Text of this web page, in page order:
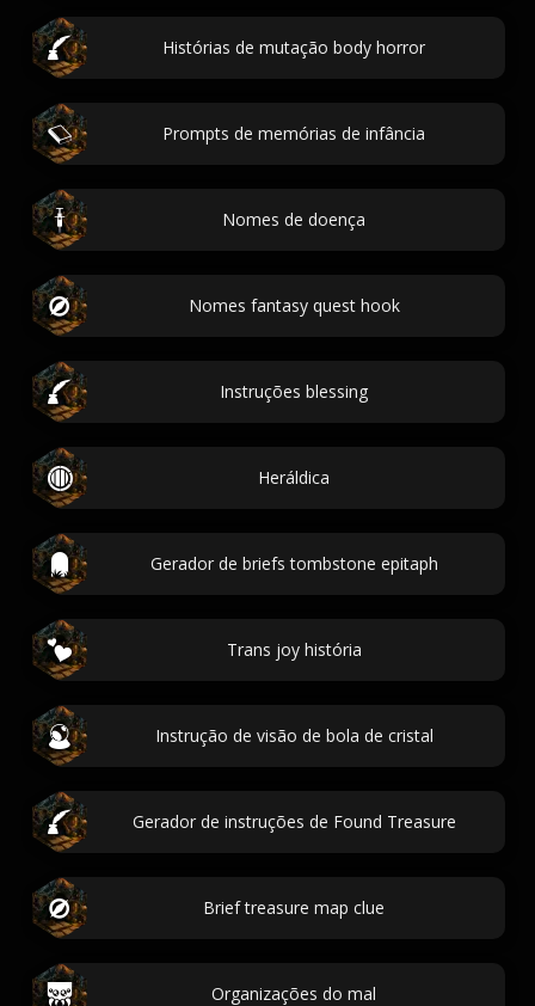
Histórias de mutação body horror
Prompts de memórias de infância
Nomes de doença
Nomes fantasy quest hook
Instruções blessing
Heráldica
Gerador de briefs tombstone epitaph
Trans joy história
Instrução de visão de bola de cristal
Gerador de instruções de Found Treasure
Brief treasure map clue
Organizações do mal